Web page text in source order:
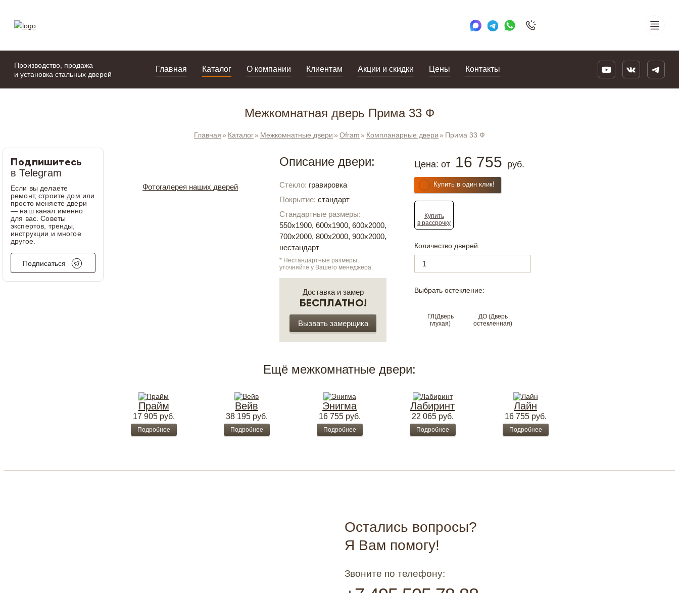
Подпишитесь
в Telegram
Если вы делаете
ремонт, строите дом или
просто меняете двери
— наш канал именно
для вас. Советы
экспертов, тренды,
инструкции и многое
другое.
Подписаться
Производство, продажа
и установка стальных дверей
Главная Каталог О компании Клиентам Акции и скидки Цены Контакты
Межкомнатная дверь Прима 33 Ф
Главная Каталог Межкомнатные двери Ofram Компланарные двери Прима 33 Ф
Фотогалерея наших дверей
Цена: от 16 755 руб.
Купить в один клик!
Купить
в рассрочку
Количество дверей:
Выбрать остекление:
ГЛ(Дверь
глухая)
ДО (Дверь
остекленная)
Описание двери:
Стекло: гравировка
Покрытие: стандарт
Стандартные размеры:
550х1900, 600х1900, 600х2000,
700х2000, 800х2000, 900х2000,
нестандарт
* Нестандартные размеры:
уточняйте у Вашего менеджера.
Доставка и замер
БЕСПЛАТНО!
Вызвать замерщика
Ещё межкомнатные двери:
Прайм
17 905 руб.
Подробнее
Вейв
38 195 руб.
Подробнее
Энигма
16 755 руб.
Подробнее
Лабиринт
22 065 руб.
Подробнее
Лайн
16 755 руб.
Подробнее
Остались вопросы?
Я Вам помогу!
Звоните по телефону: